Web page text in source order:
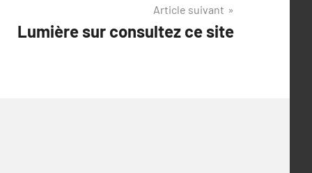
Article suivant
Lumière sur consultez ce site